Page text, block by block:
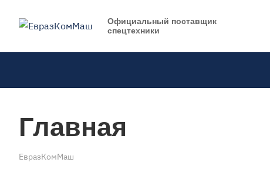
Официальный поставщик
спецтехники
Главная
ЕвразКомМаш